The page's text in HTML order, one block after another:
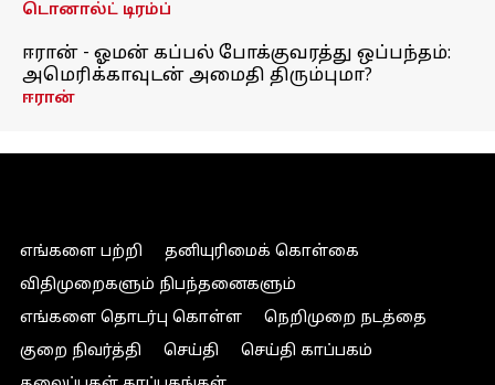
டொனால்ட் டிரம்ப்
ஈரான் - ஓமன் கப்பல் போக்குவரத்து ஒப்பந்தம்:
அமெரிக்காவுடன் அமைதி திரும்புமா?
ஈரான்
எங்களை பற்றி
தனியுரிமைக் கொள்கை
விதிமுறைகளும் நிபந்தனைகளும்
எங்களை தொடர்பு கொள்ள
நெறிமுறை நடத்தை
குறை நிவர்த்தி
செய்தி
செய்தி காப்பகம்